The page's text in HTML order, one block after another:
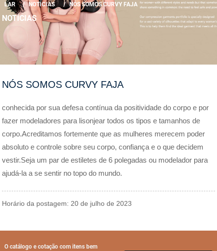
LAR NOTÍCIAS NÓS SOMOS CURVY FAJA
NOTÍCIAS
NÓS SOMOS CURVY FAJA
conhecida por sua defesa contínua da positividade do corpo e por
fazer modeladores para lisonjear todos os tipos e tamanhos de
corpo.Acreditamos fortemente que as mulheres merecem poder
absoluto e controle sobre seu corpo, confiança e o que decidem
vestir.Seja um par de estiletes de 6 polegadas ou modelador para
ajudá-la a se sentir no topo do mundo.
Horário da postagem: 20 de julho de 2023
O catálogo e cotação com itens bem